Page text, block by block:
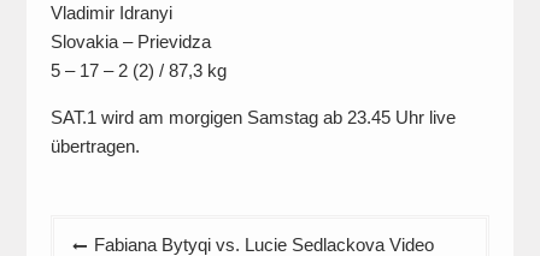
Vladimir Idranyi
Slovakia – Prievidza
5 – 17 – 2 (2) / 87,3 kg
SAT.1 wird am morgigen Samstag ab 23.45 Uhr live
übertragen.
Beitragsnavigation
Fabiana Bytyqi vs. Lucie Sedlackova Video